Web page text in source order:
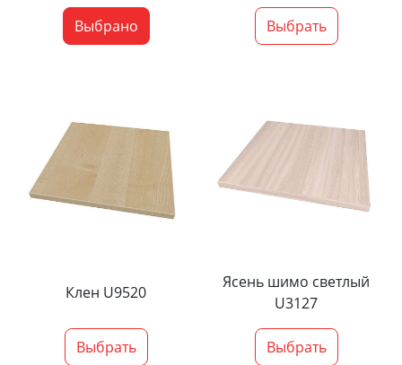
Выбрано Выбрать
Клен U9520
Выбрать
Ясень шимо светлый
U3127
Выбрать